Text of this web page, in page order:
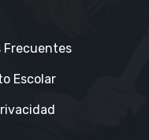
Frecuentes
Escolar